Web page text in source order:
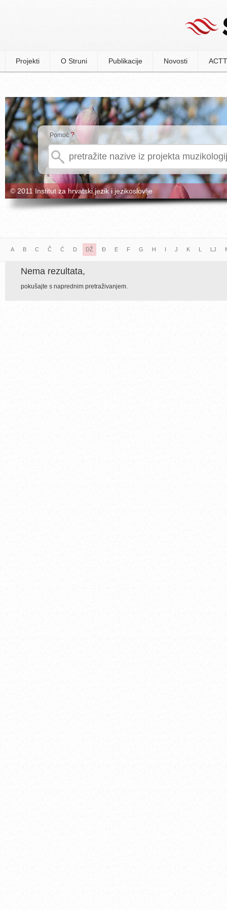
Projekti O Struni Publikacije Novosti
Pomoć ?
© 2011 Institut za hrvatski jezik i jezikoslovlje
A B C Č Ć D DŽ Đ E F G H I J K L LJ
Nema rezultata,
pokušajte s naprednim pretraživanjem.